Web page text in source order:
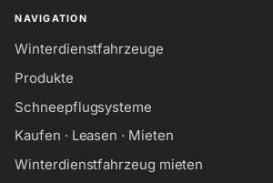
NAVIGATION
Winterdienstfahrzeuge
Produkte
Schneepflugsysteme
Kaufen · Leasen · Mieten
Winterdienstfahrzeug mieten